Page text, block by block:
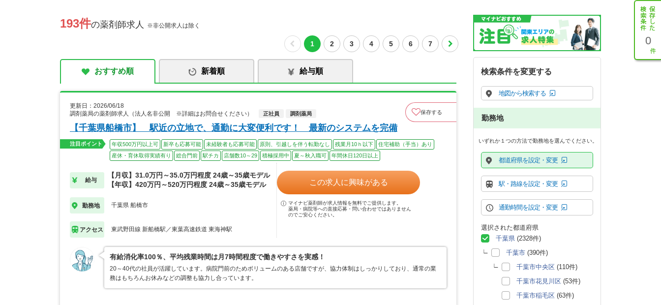
0
193件の薬剤師求人 ※非公開求人は除く
1 2 3 4 5 6 7
おすすめ順 新着順 給与順
更新日：2026/06/18
調剤薬局の薬剤師求人（法人名非公開 ※詳細はお問合せください）
正社員 調剤薬局 保存する
【千葉県船橋市】 駅近の立地で、通勤に大変便利です！ 最新のシステムを完備
注目ポイント 年収500万円以上可 新卒も応募可能 未経験者も応募可能 原則、引越しを伴う転勤なし 残業月10ｈ以下
住宅補助（手当）あり
産休・育休取得実績有り
総合門前 駅チカ 店舗数10～29 積極採用中 夏～秋入職可 年間休日120日以上
給与
【月収】31.0万円～35.0万円程度 24歳～35歳モデル
【年収】420万円～520万円程度 24歳～35歳モデル
勤務地 千葉県 船橋市
アクセス 東武野田線 新船橋駅／東葉高速鉄道 東海神駅
この求人に興味がある
マイナビ薬剤師が求人情報を無料でご提供します。
薬局・病院等への直接応募・問い合わせではありません
のでご安心ください。
有給消化率100％、平均残業時間は月7時間程度で働きやすさを実感！
20～40代の社員が活躍しています。病院門前のためボリュームのある店舗ですが、協力体制はしっかりしており、通常の業
務はもちろんお休みなどの調整も協力し合っています。
検索条件を変更する
地図から検索する
勤務地
いずれか１つの方法で勤務地を選んでください。
都道府県を設定・変更
駅・路線を設定・変更
通勤時間を設定・変更
選択された都道府県
千葉県 (2328件)
千葉市 (390件)
千葉市中央区 (110件)
千葉市花見川区 (53件)
千葉市稲毛区 (63件)